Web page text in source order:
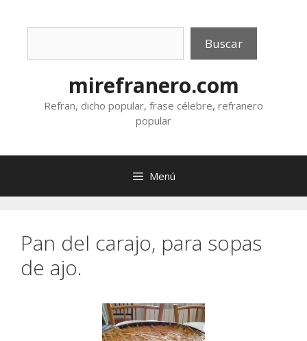
Buscar
mirefranero.com
Refran, dicho popular, frase célebre, refranero
popular
Menú
Pan del carajo, para sopas
de ajo.